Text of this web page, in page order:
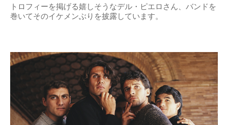
トロフィーを掲げる嬉しそうなデル・ピエロさん、バンドを
巻いてそのイケメンぶりを披露しています。